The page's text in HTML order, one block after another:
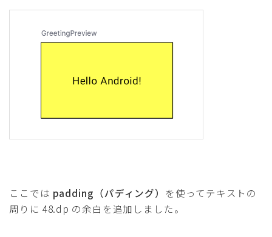
ここでは padding（パディング） を使ってテキストの
周りに 48.dp の余白を追加しました。